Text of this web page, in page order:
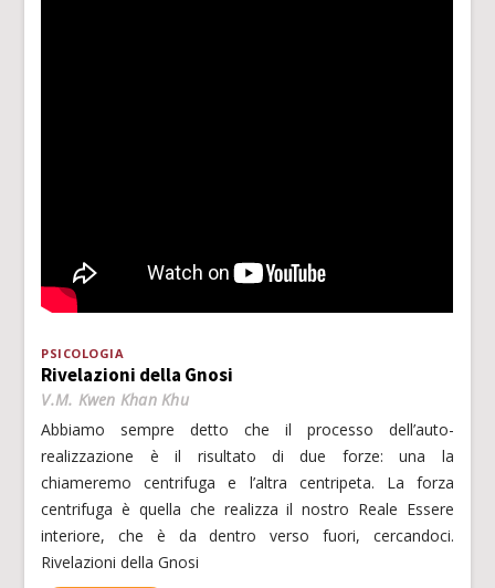
PSICOLOGIA
Rivelazioni della Gnosi
V.M. Kwen Khan Khu
Abbiamo sempre detto che il processo dell’auto-
realizzazione è il risultato di due forze: una la
chiameremo centrifuga e l’altra centripeta. La forza
centrifuga è quella che realizza il nostro Reale Essere
interiore, che è da dentro verso fuori, cercandoci.
Rivelazioni della Gnosi